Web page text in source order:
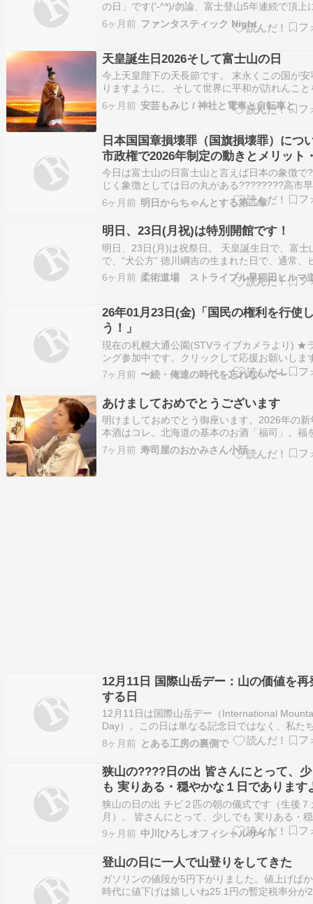
の日」です('-^*)/勿論、富士登山5年連続で頂上
3776m 無事に登山達成しました㊗️話に寄ると
河口湖町が2001年12月に静岡県では、県民が
山を後世に引き継いで…
6ヶ月前 ファンタスティック Night
天皇誕生日2026そして富士山の日
今上天皇陛下の天長節です。 末永くこの国が安
りますように。 そして世界に平和が訪れんこと
ます。 八紘一宇。 千代に八千代に•••••••。
post on Instagram A post shared by 源真琴
6ヶ月前 安芸もみじ / 神社と電車と自転車と
日本国国章損壊罪（国旗損壊罪）につ
市政権で2026年制定の動きとメリット
メリット
今日は富士山の日富士山と言えば日本の象徴で
じく象徴としては日の丸がある????????高市
相が推進する「日本国国章損壊罪」（通称：国
罪）の制定議論が2026年通常国会で注目を集め
国国旗は罰則があるのに自国旗は対象外という
衡是正」が理由やけど表現…
6ヶ月前 明日からちゃんとする第二章
明日、23日(月祝)は特別開館です！
明日、23日(月)は祝祭日。 天皇誕生日で、富士
で、“犬公方” 徳川綱吉の生まれた日で、通常、
道場の休館日です。 が、特別開館日です！
11:30 お気を付けください！ 空き道場をお使い
ット打ち、各…
6ヶ月前 柔術道場 ストライプル早稲田ヒルマ
26年01月23日(金)「国民の権利を行使
う！」
現在の札幌大通公園(STVライブカメラより) ★
ング参加中です。クリックして応援お願いしま
気ブログランキング ～札幌市の天気予報～(札
石区北郷)午前04時-30分現在????/☁晴れ時々
想気温 (最高/最低)-04℃/-12℃(真冬日)• 予想降
7ヶ月前 〜続・俺達の時代を忘れないで〜
あけましておめでとうございます
明けましておめでとう御座います。2026年の新
本酒はコレ。北海道の基本のお酒「福司」。福
という縁起の良い釧路の酒です。1月に相応し
ね。画像の背景はAIにお願いして富士山の日の
7ヶ月前 寿司屋のおかみさん小話
12月11日 国際山岳デー：山の価値を再
する日
12月11日は国際山岳デー（International
Day）。この日は単なる記念日ではなく、私た
らす地球と、そこにそびえる山々のつながりを
するための日です。2003年（平成15年）の国
で制定され、「国際山の日」とも呼ばれていま
際山岳…
8ヶ月前 とある工房の裏側で
狭山の????日の出 皆さんにとって、
も 実りある・穏やかな１日であります
に(^^)
狭山の日の出 チビ２匹の朝の儀式です（生後７
月）。 皆さんにとって、少しでも 実りある・
な１日でありますように(^^)。 The post 狭山の
日の出 皆さんにとって、少しでも 実りある・
な１日でありますように(^^) first appeared on
9ヶ月前 中川ひろしオフィシャルサイト
登山の日に一人で山登りをしてきた
ガソリンの値段が5円下がりました。値上げば
時代に値下げは嬉しいね25.1円の暫定税率分が